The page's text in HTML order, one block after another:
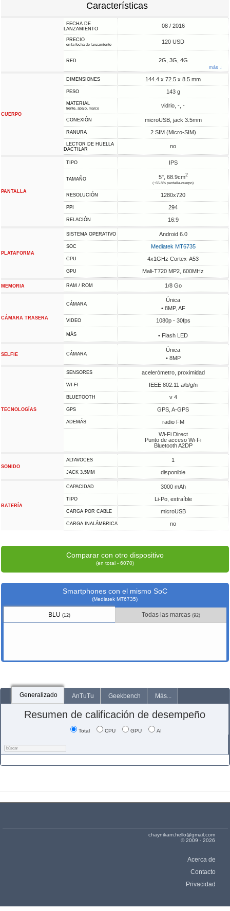
Características
FECHA DE
LANZAMIENTO
08 / 2016
PRECIO
en la fecha de lanzamiento 120 USD
RED 2G, 3G, 4G
más ↓
CUERPO
DIMENSIONES 144.4 x 72.5 x 8.5 mm
PESO 143 g
MATERIAL
frente, abajo, marco vidrio, -, -
CONEXIÓN microUSB, jack 3.5mm
RANURA 2 SIM (Micro-SIM)
LECTOR DE HUELLA
DACTILAR
no
PANTALLA
TIPO IPS
TAMAÑO 5", 68.9cm2
(~65.8% pantalla-cuerpo)
RESOLUCIÓN 1280x720
PPI 294
RELACIÓN 16:9
PLATAFORMA
SISTEMA OPERATIVO Android 6.0
SOC Mediatek MT6735
CPU 4x1GHz Cortex-A53
GPU Mali-T720 MP2, 600MHz
MEMORIA RAM / ROM 1/8 Go
CÁMARA TRASERA
CÁMARA
Única
• 8MP, AF
VIDEO 1080p - 30fps
MÁS • Flash LED
SELFIE CÁMARA
Única
• 8MP
TECNOLOGÍAS
SENSORES acelerómetro, proximidad
WI-FI IEEE 802.11 a/b/g/n
BLUETOOTH v 4
GPS GPS, A-GPS
ADEMÁS
radio FM
Wi-Fi Direct
Punto de acceso Wi-Fi
Bluetooth A2DP
SONIDO
ALTAVOCES 1
JACK 3,5MM disponible
BATERÍA
CAPACIDAD 3000 mAh
TIPO Li-Po, extraíble
CARGA POR CABLE microUSB
CARGA INALÁMBRICA no
Comparar con otro dispositivo
(en total - 6070)
Smartphones con el mismo SoC
(Mediatek MT6735)
BLU(12) Todas las marcas (92)
Generalizado AnTuTu Geekbench Más...
Resumen de calificación de desempeño
Total CPU GPU AI
chaynikam.hello@gmail.com
© 2009 - 2026
Acerca de
Contacto
Privacidad